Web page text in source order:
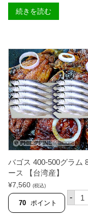
続きを読む
バゴス 400-500グラム
ース 【台湾産】
¥7,560 (税込)
70 ポイント
- バ
ゴ